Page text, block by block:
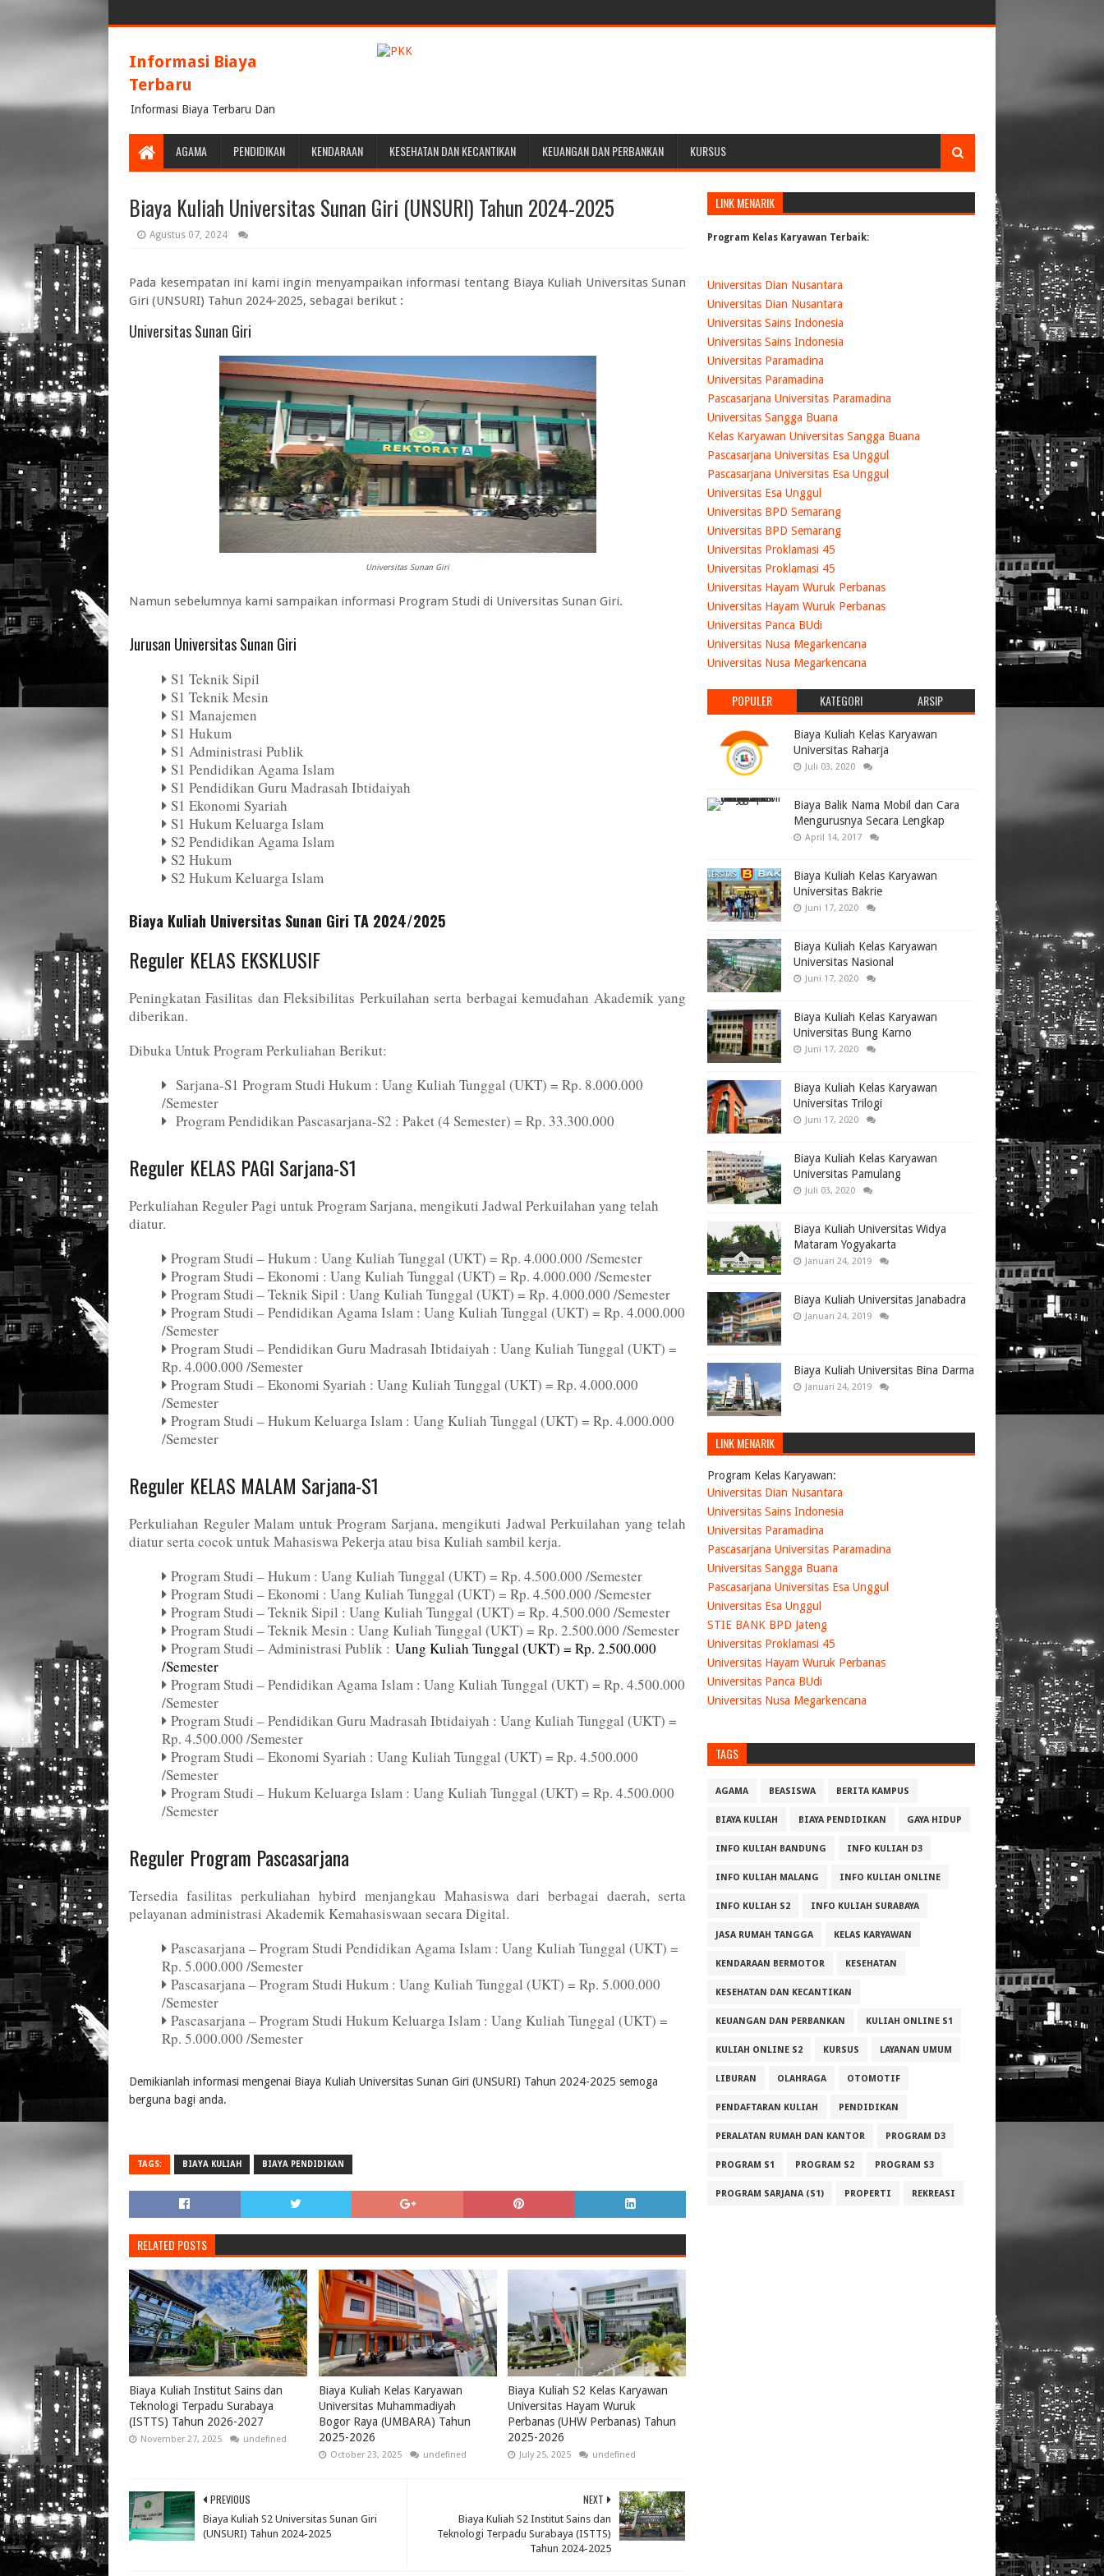
Informasi Biaya
Terbaru
Informasi Biaya Terbaru Dan
AGAMA PENDIDIKAN KENDARAAN KESEHATAN DAN KECANTIKAN KEUANGAN DAN PERBANKAN KURSUS
Biaya Kuliah Universitas Sunan Giri (UNSURI) Tahun 2024-2025
Agustus 07, 2024
Pada kesempatan ini kami ingin menyampaikan informasi tentang Biaya Kuliah Universitas Sunan
Giri (UNSURI) Tahun 2024-2025, sebagai berikut :
Universitas Sunan Giri
Universitas Sunan Giri
Namun sebelumnya kami sampaikan informasi Program Studi di Universitas Sunan Giri.
Jurusan Universitas Sunan Giri
S1 Teknik Sipil
S1 Teknik Mesin
S1 Manajemen
S1 Hukum
S1 Administrasi Publik
S1 Pendidikan Agama Islam
S1 Pendidikan Guru Madrasah Ibtidaiyah
S1 Ekonomi Syariah
S1 Hukum Keluarga Islam
S2 Pendidikan Agama Islam
S2 Hukum
S2 Hukum Keluarga Islam
Biaya Kuliah Universitas Sunan Giri TA 2024/2025
Reguler KELAS EKSKLUSIF
Peningkatan Fasilitas dan Fleksibilitas Perkuilahan serta berbagai kemudahan Akademik yang
diberikan.
Dibuka Untuk Program Perkuliahan Berikut:
Sarjana-S1 Program Studi Hukum : Uang Kuliah Tunggal (UKT) = Rp. 8.000.000
/Semester
Program Pendidikan Pascasarjana-S2 : Paket (4 Semester) = Rp. 33.300.000
Reguler KELAS PAGI Sarjana-S1
Perkuliahan Reguler Pagi untuk Program Sarjana, mengikuti Jadwal Perkuilahan yang telah
diatur.
Program Studi – Hukum : Uang Kuliah Tunggal (UKT) = Rp. 4.000.000 /Semester
Program Studi – Ekonomi : Uang Kuliah Tunggal (UKT) = Rp. 4.000.000 /Semester
Program Studi – Teknik Sipil : Uang Kuliah Tunggal (UKT) = Rp. 4.000.000 /Semester
Program Studi – Pendidikan Agama Islam : Uang Kuliah Tunggal (UKT) = Rp. 4.000.000
/Semester
Program Studi – Pendidikan Guru Madrasah Ibtidaiyah : Uang Kuliah Tunggal (UKT) =
Rp. 4.000.000 /Semester
Program Studi – Ekonomi Syariah : Uang Kuliah Tunggal (UKT) = Rp. 4.000.000
/Semester
Program Studi – Hukum Keluarga Islam : Uang Kuliah Tunggal (UKT) = Rp. 4.000.000
/Semester
Reguler KELAS MALAM Sarjana-S1
Perkuliahan Reguler Malam untuk Program Sarjana, mengikuti Jadwal Perkuilahan yang telah
diatur serta cocok untuk Mahasiswa Pekerja atau bisa Kuliah sambil kerja.
Program Studi – Hukum : Uang Kuliah Tunggal (UKT) = Rp. 4.500.000 /Semester
Program Studi – Ekonomi : Uang Kuliah Tunggal (UKT) = Rp. 4.500.000 /Semester
Program Studi – Teknik Sipil : Uang Kuliah Tunggal (UKT) = Rp. 4.500.000 /Semester
Program Studi – Teknik Mesin : Uang Kuliah Tunggal (UKT) = Rp. 2.500.000 /Semester
Program Studi – Administrasi Publik : Uang Kuliah Tunggal (UKT) = Rp. 2.500.000
/Semester
Program Studi – Pendidikan Agama Islam : Uang Kuliah Tunggal (UKT) = Rp. 4.500.000
/Semester
Program Studi – Pendidikan Guru Madrasah Ibtidaiyah : Uang Kuliah Tunggal (UKT) =
Rp. 4.500.000 /Semester
Program Studi – Ekonomi Syariah : Uang Kuliah Tunggal (UKT) = Rp. 4.500.000
/Semester
Program Studi – Hukum Keluarga Islam : Uang Kuliah Tunggal (UKT) = Rp. 4.500.000
/Semester
Reguler Program Pascasarjana
Tersedia fasilitas perkuliahan hybird menjangkau Mahasiswa dari berbagai daerah, serta
pelayanan administrasi Akademik Kemahasiswaan secara Digital.
Pascasarjana – Program Studi Pendidikan Agama Islam : Uang Kuliah Tunggal (UKT) =
Rp. 5.000.000 /Semester
Pascasarjana – Program Studi Hukum : Uang Kuliah Tunggal (UKT) = Rp. 5.000.000
/Semester
Pascasarjana – Program Studi Hukum Keluarga Islam : Uang Kuliah Tunggal (UKT) =
Rp. 5.000.000 /Semester
Demikianlah informasi mengenai Biaya Kuliah Universitas Sunan Giri (UNSURI) Tahun 2024-2025 semoga
berguna bagi anda.
TAGS: BIAYA KULIAH BIAYA PENDIDIKAN
RELATED POSTS
Biaya Kuliah Institut Sains dan
Teknologi Terpadu Surabaya
(ISTTS) Tahun 2026-2027
November 27, 2025 undefined
Biaya Kuliah Kelas Karyawan
Universitas Muhammadiyah
Bogor Raya (UMBARA) Tahun
2025-2026
October 23, 2025 undefined
Biaya Kuliah S2 Kelas Karyawan
Universitas Hayam Wuruk
Perbanas (UHW Perbanas) Tahun
2025-2026
July 25, 2025 undefined
NEXT
Biaya Kuliah S2 Institut Sains dan
Teknologi Terpadu Surabaya (ISTTS)
Tahun 2024-2025
PREVIOUS
Biaya Kuliah S2 Universitas Sunan Giri
(UNSURI) Tahun 2024-2025
LINK MENARIK
Program Kelas Karyawan Terbaik:
Universitas Dian Nusantara
Universitas Dian Nusantara
Universitas Sains Indonesia
Universitas Sains Indonesia
Universitas Paramadina
Universitas Paramadina
Pascasarjana Universitas Paramadina
Universitas Sangga Buana
Kelas Karyawan Universitas Sangga Buana
Pascasarjana Universitas Esa Unggul
Pascasarjana Universitas Esa Unggul
Universitas Esa Unggul
Universitas BPD Semarang
Universitas BPD Semarang
Universitas Proklamasi 45
Universitas Proklamasi 45
Universitas Hayam Wuruk Perbanas
Universitas Hayam Wuruk Perbanas
Universitas Panca BUdi
Universitas Nusa Megarkencana
Universitas Nusa Megarkencana
POPULER KATEGORI ARSIP
Biaya Kuliah Kelas Karyawan
Universitas Raharja
Juli 03, 2020
Biaya Balik Nama Mobil dan Cara
Mengurusnya Secara Lengkap
April 14, 2017
Biaya Kuliah Kelas Karyawan
Universitas Bakrie
Juni 17, 2020
Biaya Kuliah Kelas Karyawan
Universitas Nasional
Juni 17, 2020
Biaya Kuliah Kelas Karyawan
Universitas Bung Karno
Juni 17, 2020
Biaya Kuliah Kelas Karyawan
Universitas Trilogi
Juni 17, 2020
Biaya Kuliah Kelas Karyawan
Universitas Pamulang
Juli 03, 2020
Biaya Kuliah Universitas Widya
Mataram Yogyakarta
Januari 24, 2019
Biaya Kuliah Universitas Janabadra
Januari 24, 2019
Biaya Kuliah Universitas Bina Darma
Januari 24, 2019
LINK MENARIK
Program Kelas Karyawan:
Universitas Dian Nusantara
Universitas Sains Indonesia
Universitas Paramadina
Pascasarjana Universitas Paramadina
Universitas Sangga Buana
Pascasarjana Universitas Esa Unggul
Universitas Esa Unggul
STIE BANK BPD Jateng
Universitas Proklamasi 45
Universitas Hayam Wuruk Perbanas
Universitas Panca BUdi
Universitas Nusa Megarkencana
TAGS
AGAMA BEASISWA BERITA KAMPUS
BIAYA KULIAH BIAYA PENDIDIKAN GAYA HIDUP
INFO KULIAH BANDUNG INFO KULIAH D3
INFO KULIAH MALANG INFO KULIAH ONLINE
INFO KULIAH S2 INFO KULIAH SURABAYA
JASA RUMAH TANGGA KELAS KARYAWAN
KENDARAAN BERMOTOR KESEHATAN
KESEHATAN DAN KECANTIKAN
KEUANGAN DAN PERBANKAN KULIAH ONLINE S1
KULIAH ONLINE S2 KURSUS LAYANAN UMUM
LIBURAN OLAHRAGA OTOMOTIF
PENDAFTARAN KULIAH PENDIDIKAN
PERALATAN RUMAH DAN KANTOR PROGRAM D3
PROGRAM S1 PROGRAM S2 PROGRAM S3
PROGRAM SARJANA (S1) PROPERTI REKREASI